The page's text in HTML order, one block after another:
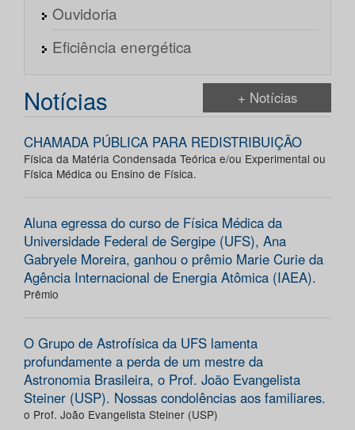
Ouvidoria
Eficiência energética
Notícias + Notícias
CHAMADA PÚBLICA PARA REDISTRIBUIÇÃO
Física da Matéria Condensada Teórica e/ou Experimental ou
Física Médica ou Ensino de Física.
Aluna egressa do curso de Física Médica da
Universidade Federal de Sergipe (UFS), Ana
Gabryele Moreira, ganhou o prêmio Marie Curie da
Agência Internacional de Energia Atômica (IAEA).
Prêmio
O Grupo de Astrofísica da UFS lamenta
profundamente a perda de um mestre da
Astronomia Brasileira, o Prof. João Evangelista
Steiner (USP). Nossas condolências aos familiares.
o Prof. João Evangelista Steiner (USP)